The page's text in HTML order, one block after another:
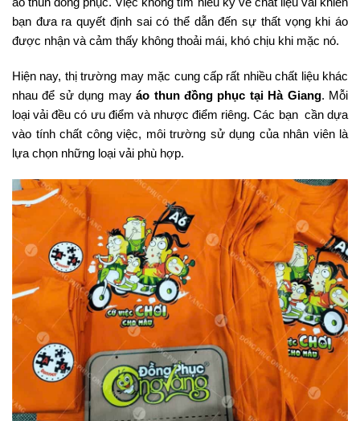
bạn đưa ra quyết định sai có thể dẫn đến sự thất vọng khi áo
được nhận và cảm thấy không thoải mái, khó chịu khi mặc nó.
Hiện nay, thị trường may mặc cung cấp rất nhiều chất liệu khác
nhau để sử dụng mayáo thun đồng phục tại Hà Giang. Mỗi
loại vải đều có ưu điểm và nhược điểm riêng. Các bạn cần dựa
vào tính chất công việc, môi trường sử dụng của nhân viên là
lựa chọn những loại vải phù hợp.